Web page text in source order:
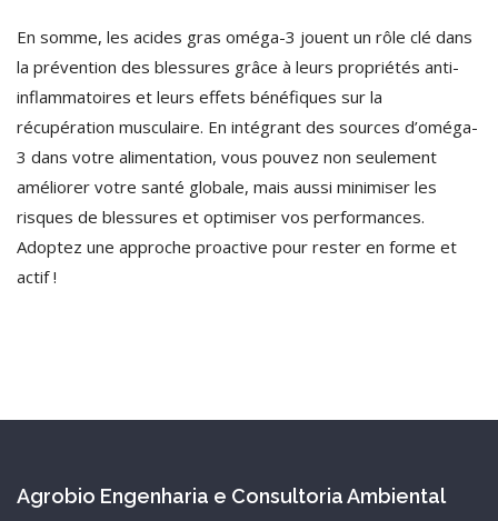
En somme, les acides gras oméga-3 jouent un rôle clé dans
la prévention des blessures grâce à leurs propriétés anti-
inflammatoires et leurs effets bénéfiques sur la
récupération musculaire. En intégrant des sources d’oméga-
3 dans votre alimentation, vous pouvez non seulement
améliorer votre santé globale, mais aussi minimiser les
risques de blessures et optimiser vos performances.
Adoptez une approche proactive pour rester en forme et
actif !
Agrobio Engenharia e Consultoria Ambiental